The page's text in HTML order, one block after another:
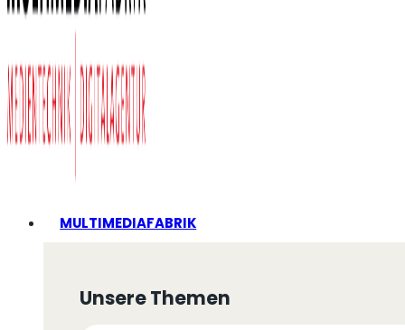
MULTIMEDIAFABRIK
Unsere Themen